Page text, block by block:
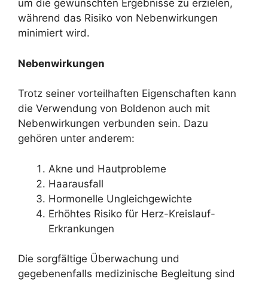
um die gewünschten Ergebnisse zu erzielen,
während das Risiko von Nebenwirkungen
minimiert wird.
Nebenwirkungen
Trotz seiner vorteilhaften Eigenschaften kann
die Verwendung von Boldenon auch mit
Nebenwirkungen verbunden sein. Dazu
gehören unter anderem:
Akne und Hautprobleme
Haarausfall
Hormonelle Ungleichgewichte
Erhöhtes Risiko für Herz-Kreislauf-
Erkrankungen
Die sorgfältige Überwachung und
gegebenenfalls medizinische Begleitung sind